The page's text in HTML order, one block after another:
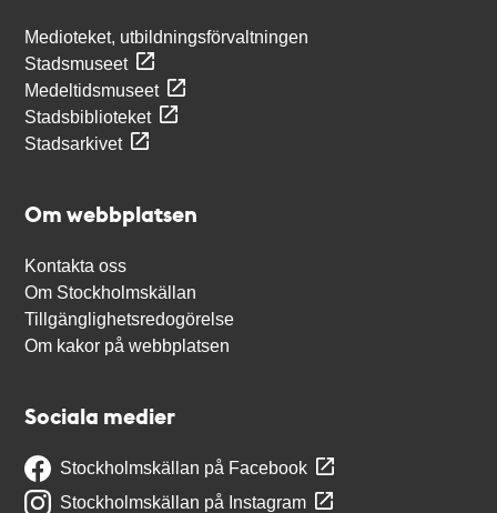
Medioteket, utbildningsförvaltningen
Stadsmuseet
Medeltidsmuseet
Stadsbiblioteket
Stadsarkivet
Om webbplatsen
Kontakta oss
Om Stockholmskällan
Tillgänglighetsredogörelse
Om kakor på webbplatsen
Sociala medier
Stockholmskällan på Facebook
Stockholmskällan på Instagram